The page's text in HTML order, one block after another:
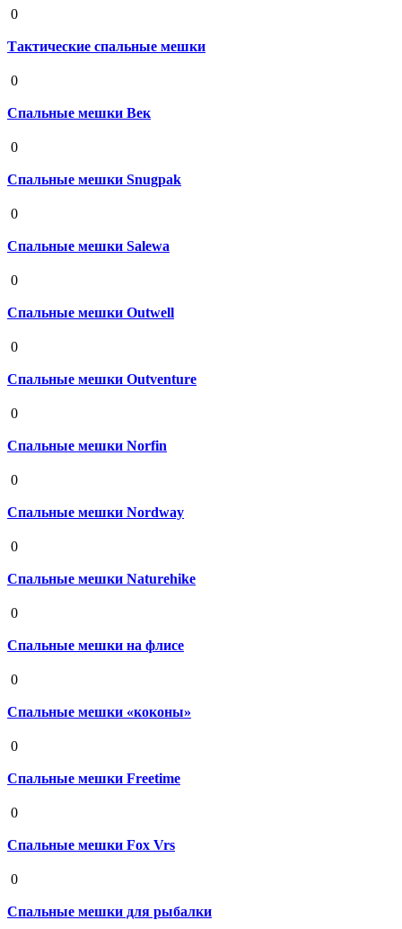
0
Тактические спальные мешки
0
Спальные мешки Век
0
Спальные мешки Snugpak
0
Спальные мешки Salewa
0
Спальные мешки Outwell
0
Спальные мешки Outventure
0
Спальные мешки Norfin
0
Спальные мешки Nordway
0
Спальные мешки Naturehike
0
Спальные мешки на флисе
0
Спальные мешки «коконы»
0
Спальные мешки Freetime
0
Спальные мешки Fox Vrs
0
Спальные мешки для рыбалки